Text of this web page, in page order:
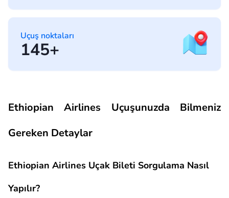
Uçuş noktaları
145+
Ethiopian Airlines Uçuşunuzda Bilmeniz
Gereken Detaylar
Ethiopian Airlines Uçak Bileti Sorgulama Nasıl
Yapılır?